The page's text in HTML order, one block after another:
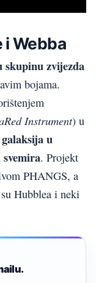
Webba
skupinu zvijezda
bojama.
Instrument) u
u
. Projekt
PHANGS, a
Hubblea i neki